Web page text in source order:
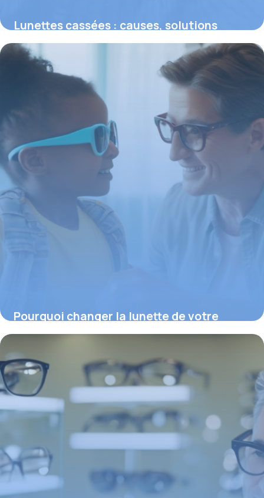
Lunettes cassées : causes, solutions
immédiates et remboursement optimal
26 février 2026
Pourquoi changer la lunette de votre
enfant : fréquence et conseils essentiels
23 février 2026